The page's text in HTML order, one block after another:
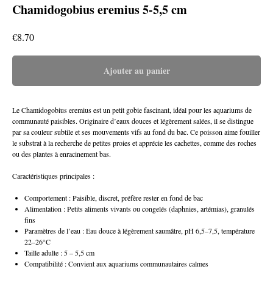
Chamidogobius eremius 5-5,5 cm
€8.70
Ajouter au panier
Le Chamidogobius eremius est un petit gobie fascinant, idéal pour les aquariums de
communauté paisibles. Originaire d’eaux douces et légèrement salées, il se distingue
par sa couleur subtile et ses mouvements vifs au fond du bac. Ce poisson aime fouiller
le substrat à la recherche de petites proies et apprécie les cachettes, comme des roches
ou des plantes à enracinement bas.
Caractéristiques principales :
Comportement : Paisible, discret, préfère rester en fond de bac
Alimentation : Petits aliments vivants ou congelés (daphnies, artémias), granulés
fins
Paramètres de l’eau : Eau douce à légèrement saumâtre, pH 6,5–7,5, température
22–26°C
Taille adulte : 5 – 5,5 cm
Compatibilité : Convient aux aquariums communautaires calmes